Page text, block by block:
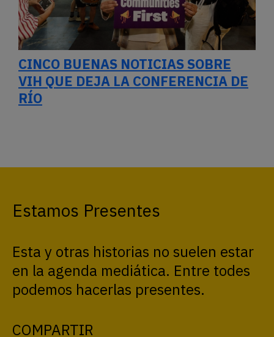
CINCO BUENAS NOTICIAS SOBRE
VIH QUE DEJA LA CONFERENCIA DE
RÍO
Estamos Presentes
Esta y otras historias no suelen estar
en la agenda mediática. Entre todes
podemos hacerlas presentes.
COMPARTIR